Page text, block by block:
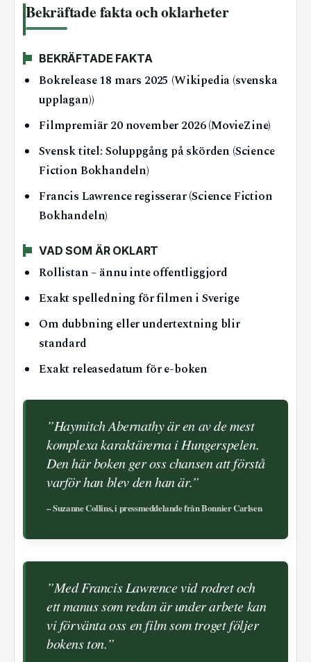
Bekräftade fakta och oklarheter
BEKRÄFTADE FAKTA
Bokrelease 18 mars 2025 (Wikipedia (svenska
upplagan))
Filmpremiär 20 november 2026 (MovieZine)
Svensk titel: Soluppgång på skörden (Science
Fiction Bokhandeln)
Francis Lawrence regisserar (Science Fiction
Bokhandeln)
VAD SOM ÄR OKLART
Rollistan – ännu inte offentliggjord
Exakt spelledning för filmen i Sverige
Om dubbning eller undertextning blir
standard
Exakt releasedatum för e-boken
”Haymitch Abernathy är en av de mest
komplexa karaktärerna i Hungerspelen.
Den här boken ger oss chansen att förstå
varför han blev den han är.”
– Suzanne Collins, i pressmeddelande från Bonnier Carlsen
”Med Francis Lawrence vid rodret och
ett manus som redan är under arbete kan
vi förvänta oss en film som troget följer
bokens ton.”